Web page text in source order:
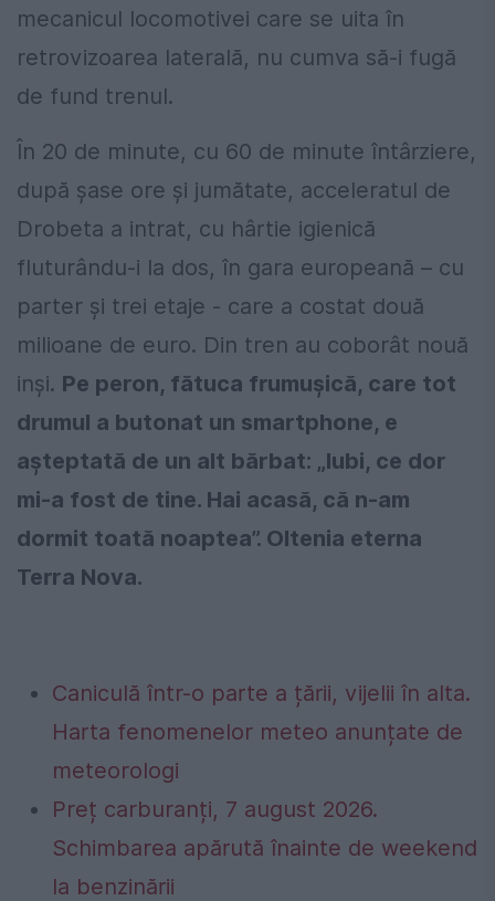
mecanicul locomotivei care se uita în
retrovizoarea laterală, nu cumva să-i fugă
de fund trenul.
În 20 de minute, cu 60 de minute întârziere,
după șase ore și jumătate, acceleratul de
Drobeta a intrat, cu hârtie igienică
fluturându-i la dos, în gara europeană – cu
parter și trei etaje - care a costat două
milioane de euro. Din tren au coborât nouă
inși. Pe peron, fătuca frumușică, care tot
drumul a butonat un smartphone, e
așteptată de un alt bărbat: „Iubi, ce dor
mi-a fost de tine. Hai acasă, că n-am
dormit toată noaptea”. Oltenia eterna
Terra Nova.
Caniculă într-o parte a țării, vijelii în alta.
Harta fenomenelor meteo anunțate de
meteorologi
Preț carburanți, 7 august 2026.
Schimbarea apărută înainte de weekend
la benzinării